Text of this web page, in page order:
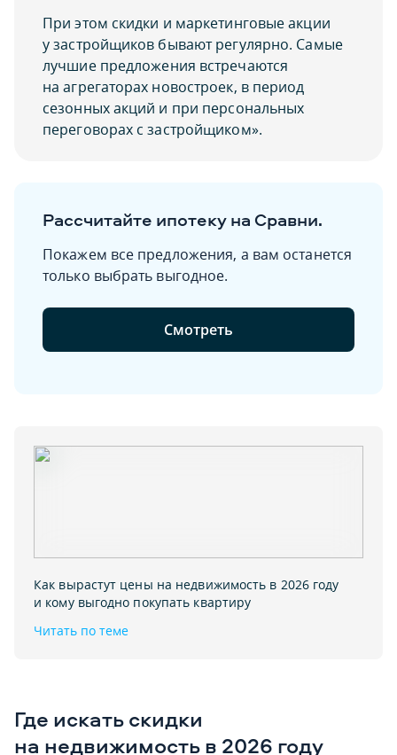
При этом скидки и маркетинговые акции
у застройщиков бывают регулярно. Самые
лучшие предложения встречаются
на агрегаторах новостроек, в период
сезонных акций и при персональных
переговорах с застройщиком».
Рассчитайте ипотеку на Сравни.
Покажем все предложения, а вам останется
только выбрать выгодное.
Смотреть
Как вырастут цены на недвижимость в 2026 году
и кому выгодно покупать квартиру
Читать по теме
Где искать скидки
на недвижимость в 2026 году